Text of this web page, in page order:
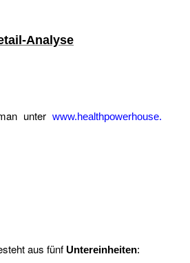
Ana­ly­se
unter www.​hea​lthp​ower​hous​e.​
aus fünf Un­ter­ein­hei­ten: